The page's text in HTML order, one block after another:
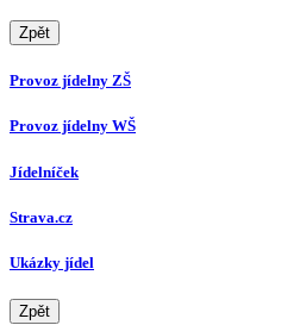
Zpět
Provoz jídelny ZŠ
Provoz jídelny WŠ
Jídelníček
Strava.cz
Ukázky jídel
Zpět